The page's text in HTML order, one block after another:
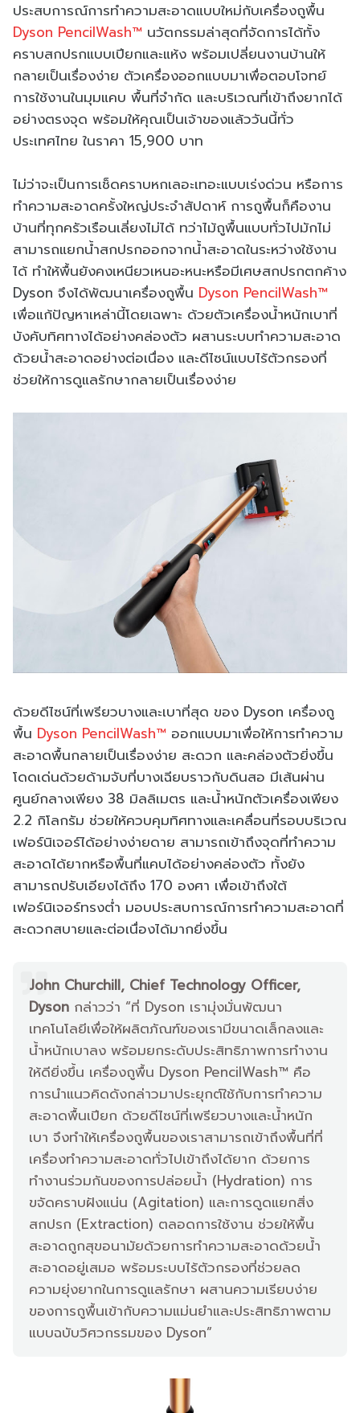
ประสบการณ์การทำความสะอาดแบบใหม่กับเครื่องถูพื้น
Dyson PencilWash™ นวัตกรรมล่าสุดที่จัดการได้ทั้ง
คราบสกปรกแบบเปียกและแห้ง พร้อมเปลี่ยนงานบ้านให้
กลายเป็นเรื่องง่าย ตัวเครื่องออกแบบมาเพื่อตอบโจทย์
การใช้งานในมุมแคบ พื้นที่จำกัด และบริเวณที่เข้าถึงยากได้
อย่างตรงจุด พร้อมให้คุณเป็นเจ้าของแล้ววันนี้ทั่ว
ประเทศไทย ในราคา 15,900 บาท
ไม่ว่าจะเป็นการเช็ดคราบหกเลอะเทอะแบบเร่งด่วน หรือการ
ทำความสะอาดครั้งใหญ่ประจำสัปดาห์ การถูพื้นก็คืองาน
บ้านที่ทุกครัวเรือนเลี่ยงไม่ได้ ทว่าไม้ถูพื้นแบบทั่วไปมักไม่
สามารถแยกน้ำสกปรกออกจากน้ำสะอาดในระหว่างใช้งาน
ได้ ทำให้พื้นยังคงเหนียวเหนอะหนะหรือมีเศษสกปรกตกค้าง
Dyson จึงได้พัฒนาเครื่องถูพื้น Dyson PencilWash™
เพื่อแก้ปัญหาเหล่านี้โดยเฉพาะ ด้วยตัวเครื่องน้ำหนักเบาที่
บังคับทิศทางได้อย่างคล่องตัว ผสานระบบทำความสะอาด
ด้วยน้ำสะอาดอย่างต่อเนื่อง และดีไซน์แบบไร้ตัวกรองที่
ช่วยให้การดูแลรักษากลายเป็นเรื่องง่าย
ด้วยดีไซน์ที่เพรียวบางและเบาที่สุด ของ Dyson เครื่องถู
พื้น Dyson PencilWash™ ออกแบบมาเพื่อให้การทำความ
สะอาดพื้นกลายเป็นเรื่องง่าย สะดวก และคล่องตัวยิ่งขึ้น
โดดเด่นด้วยด้ามจับที่บางเฉียบราวกับดินสอ มีเส้นผ่าน
ศูนย์กลางเพียง 38 มิลลิเมตร และน้ำหนักตัวเครื่องเพียง
2.2 กิโลกรัม ช่วยให้ควบคุมทิศทางและเคลื่อนที่รอบบริเวณ
เฟอร์นิเจอร์ได้อย่างง่ายดาย สามารถเข้าถึงจุดที่ทำความ
สะอาดได้ยากหรือพื้นที่แคบได้อย่างคล่องตัว ทั้งยัง
สามารถปรับเอียงได้ถึง 170 องศา เพื่อเข้าถึงใต้
เฟอร์นิเจอร์ทรงต่ำ มอบประสบการณ์การทำความสะอาดที่
สะดวกสบายและต่อเนื่องได้มากยิ่งขึ้น
John Churchill, Chief Technology Officer,
Dyson กล่าวว่า “ที่ Dyson เรามุ่งมั่นพัฒนา
เทคโนโลยีเพื่อให้ผลิตภัณฑ์ของเรามีขนาดเล็กลงและ
น้ำหนักเบาลง พร้อมยกระดับประสิทธิภาพการทำงาน
ให้ดียิ่งขึ้น เครื่องถูพื้น Dyson PencilWash™ คือ
การนำแนวคิดดังกล่าวมาประยุกต์ใช้กับการทำความ
สะอาดพื้นเปียก ด้วยดีไซน์ที่เพรียวบางและน้ำหนัก
เบา จึงทำให้เครื่องถูพื้นของเราสามารถเข้าถึงพื้นที่ที่
เครื่องทำความสะอาดทั่วไปเข้าถึงได้ยาก ด้วยการ
ทำงานร่วมกันของการปล่อยน้ำ (Hydration) การ
ขจัดคราบฝังแน่น (Agitation) และการดูดแยกสิ่ง
สกปรก (Extraction) ตลอดการใช้งาน ช่วยให้พื้น
สะอาดถูกสุขอนามัยด้วยการทำความสะอาดด้วยน้ำ
สะอาดอยู่เสมอ พร้อมระบบไร้ตัวกรองที่ช่วยลด
ความยุ่งยากในการดูแลรักษา ผสานความเรียบง่าย
ของการถูพื้นเข้ากับความแม่นยำและประสิทธิภาพตาม
แบบฉบับวิศวกรรมของ Dyson”